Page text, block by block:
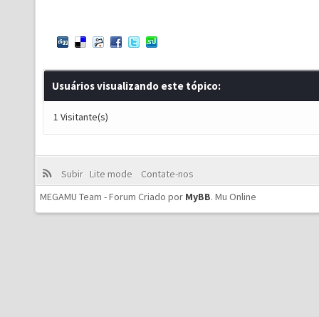
Usuários visualizando este tópico:
1 Visitante(s)
Subir Lite mode
Contate-nos
MEGAMU Team - Forum Criado por MyBB. Mu Online